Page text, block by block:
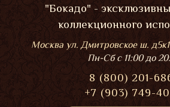
"Бокадо" -
коллекционного
Москва ул. Дмитровское ш.
Пн-Сбс 11:00 до
8 (800) 201-
+7 (903) 749-